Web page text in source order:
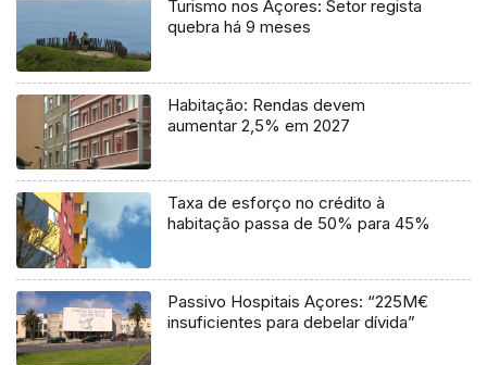
Turismo nos Açores: Setor regista
quebra há 9 meses
Habitação: Rendas devem
aumentar 2,5% em 2027
Taxa de esforço no crédito à
habitação passa de 50% para 45%
Passivo Hospitais Açores: “225M€
insuficientes para debelar dívida”